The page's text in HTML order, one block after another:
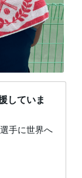
していま
手に世界へ